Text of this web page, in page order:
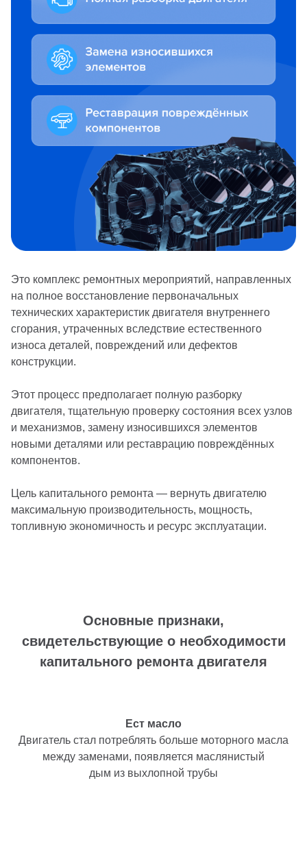
Это комплекс ремонтных мероприятий, направленных
на полное восстановление первоначальных
технических характеристик двигателя внутреннего
сгорания, утраченных вследствие естественного
износа деталей, повреждений или дефектов
конструкции.
Этот процесс предполагает полную разборку
двигателя, тщательную проверку состояния всех узлов
и механизмов, замену износившихся элементов
новыми деталями или реставрацию повреждённых
компонентов.
Цель капитального ремонта — вернуть двигателю
максимальную производительность, мощность,
топливную экономичность и ресурс эксплуатации.
Основные признаки,
свидетельствующие о необходимости
капитального ремонта двигателя
Ест масло
Двигатель стал потреблять больше моторного масла
между заменами, появляется маслянистый
дым из выхлопной трубы